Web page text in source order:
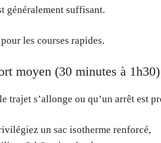
généralement suffisant.
les courses rapides.
moyen (30 minutes à 1h30)
trajet s’allonge ou qu’un arrêt est
un sac isotherme renforcé,